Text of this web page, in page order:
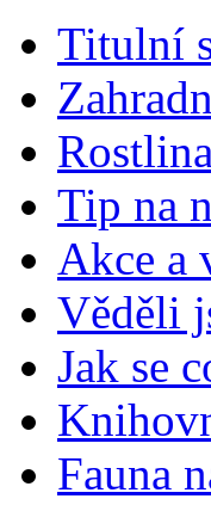
Titulní
Tip na
Akce a
Věděli
Jak se
Fauna